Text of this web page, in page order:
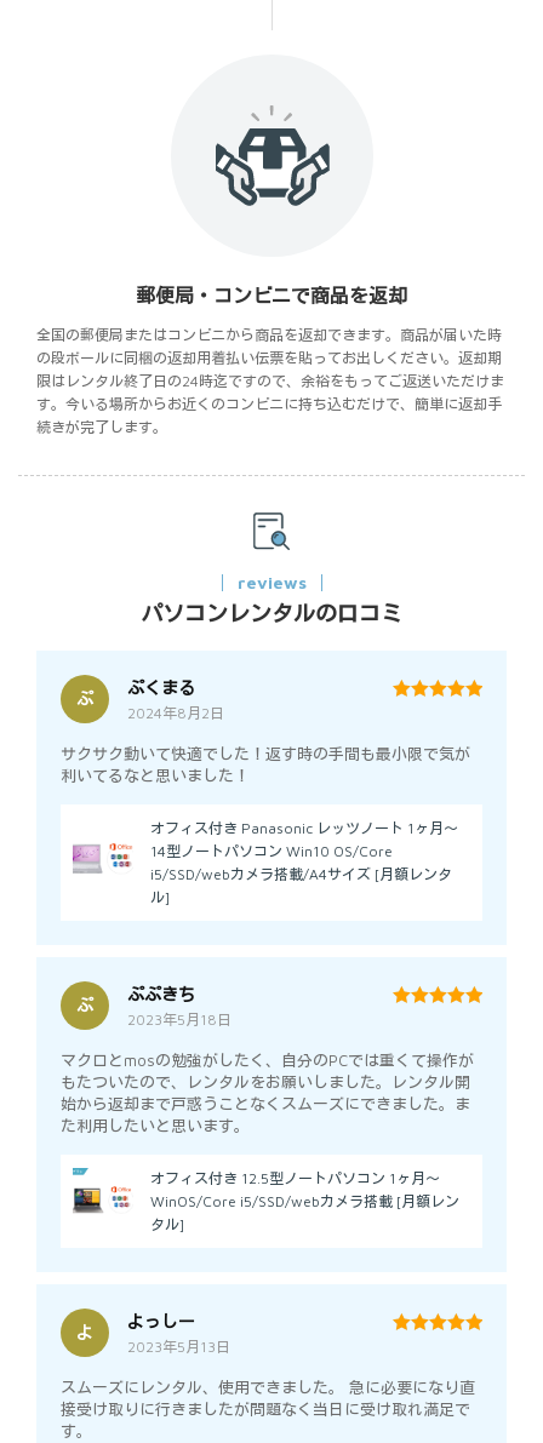
郵便局・コンビニで商品を返却
全国の郵便局またはコンビニから商品を返却できます。商品が届いた時
の段ボールに同梱の返却用着払い伝票を貼ってお出しください。返却期
限はレンタル終了日の24時迄ですので、余裕をもってご返送いただけま
す。今いる場所からお近くのコンビニに持ち込むだけで、簡単に返却手
続きが完了します。
reviews
パソコンレンタルの口コミ
ぷ
ぷくまる
2024年8月2日
サクサク動いて快適でした！返す時の手間も最小限で気が
利いてるなと思いました！
オフィス付き Panasonic レッツノート 1ヶ月～
14型ノートパソコン Win10 OS/Core
i5/SSD/webカメラ搭載/A4サイズ [月額レンタ
ル]
ぷ
ぷぷきち
2023年5月18日
マクロとmosの勉強がしたく、自分のPCでは重くて操作が
もたついたので、レンタルをお願いしました。レンタル開
始から返却まで戸惑うことなくスムーズにできました。ま
た利用したいと思います。
オフィス付き 12.5型ノートパソコン 1ヶ月～
WinOS/Core i5/SSD/webカメラ搭載 [月額レン
タル]
よ
よっしー
2023年5月13日
スムーズにレンタル、使用できました。 急に必要になり直
接受け取りに行きましたが問題なく当日に受け取れ満足で
す。